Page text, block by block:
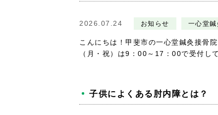
2026.07.24 お知らせ 一心堂
こんにちは！甲斐市の一心堂鍼灸接骨
（月・祝）は9：00～17：00で受付
子供によくある肘内障とは？